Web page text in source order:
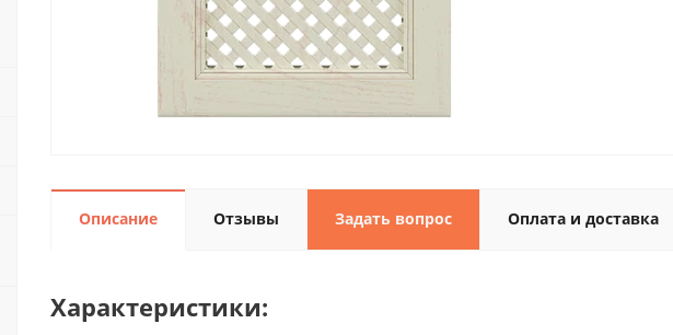
Описание Отзывы Задать вопрос Оплата и доставка
Характеристики: